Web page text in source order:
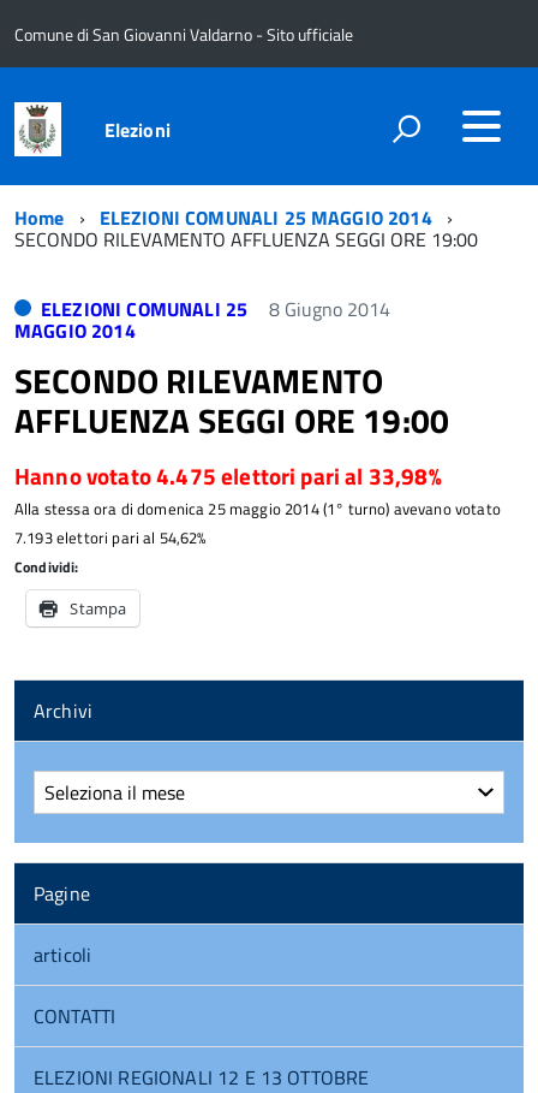
Comune di San Giovanni Valdarno - Sito ufficiale
Elezioni
Home ELEZIONI COMUNALI 25 MAGGIO 2014
SECONDO RILEVAMENTO AFFLUENZA SEGGI ORE 19:00
ELEZIONI COMUNALI 25
MAGGIO 2014
8 Giugno 2014
SECONDO RILEVAMENTO
AFFLUENZA SEGGI ORE 19:00
Hanno votato 4.475 elettori pari al 33,98%
Alla stessa ora di domenica 25 maggio 2014 (1° turno) avevano votato
7.193 elettori pari al 54,62%
Condividi:
Stampa
Archivi
Archivi
Pagine
articoli
CONTATTI
ELEZIONI REGIONALI 12 E 13 OTTOBRE